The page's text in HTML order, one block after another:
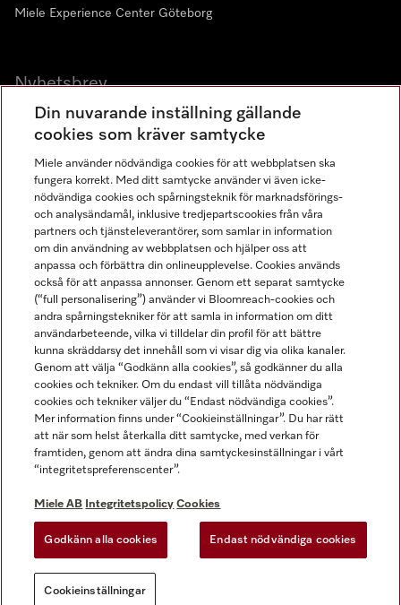
Miele Experience Center Göteborg
Nyhetsbrev
Gå med i vår gemenskap
Miele AB
Allmänna villkor
Användarvillkor
Miele tillgänglighetsförklaring
Lagen om digitala tjänster
Miele på LinkedIn
Miele på Facebook
Miele på Instagram
Miele på Youtube
Din nuvarande inställning gällande
cookies som kräver samtycke
Miele använder nödvändiga cookies för att webbplatsen ska
fungera korrekt. Med ditt samtycke använder vi även icke-
nödvändiga cookies och spårningsteknik för marknadsförings-
och analysändamål, inklusive tredjepartscookies från våra
partners och tjänsteleverantörer, som samlar in information
om din användning av webbplatsen och hjälper oss att
anpassa och förbättra din onlineupplevelse. Cookies används
också för att anpassa annonser. Genom ett separat samtycke
(“full personalisering”) använder vi Bloomreach-cookies och
andra spårningstekniker för att samla in information om ditt
användarbeteende, vilka vi tilldelar din profil för att bättre
kunna skräddarsy det innehåll som vi visar dig via olika kanaler.
Genom att välja “Godkänn alla cookies”, så godkänner du alla
cookies och tekniker. Om du endast vill tillåta nödvändiga
cookies och tekniker väljer du “Endast nödvändiga cookies”.
Mer information finns under “Cookieinställningar”. Du har rätt
att när som helst återkalla ditt samtycke, med verkan för
framtiden, genom att ändra dina samtyckesinställningar i vårt
“integritetspreferenscenter”.
Miele AB Integritetspolicy Cookies
Godkänn alla cookies Endast nödvändiga cookies
Cookieinställningar